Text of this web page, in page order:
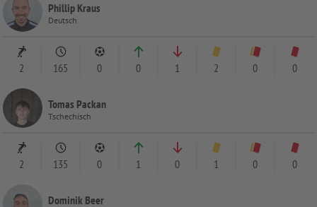
Phillip Kraus
Deutsch
2 165 0 0 1 2 0 0
Tomas Packan
Tschechisch
2 135 0 1 0 1 0 0
Dominik Beer